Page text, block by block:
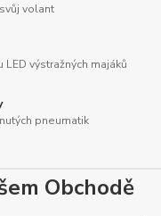
volant
výstražných majáků
pneumatik
Obchodě